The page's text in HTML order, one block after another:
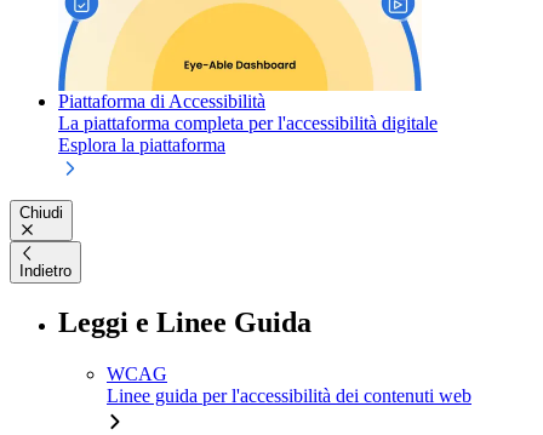
Piattaforma di Accessibilità
La piattaforma completa per l'accessibilità digitale
Esplora la piattaforma
Chiudi
Indietro
Leggi e Linee Guida
WCAG
Linee guida per l'accessibilità dei contenuti web